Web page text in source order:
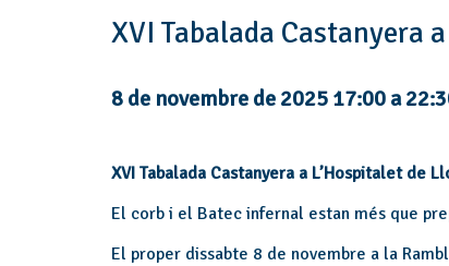
XVI Tabalada Castanyera
8 de novembre de 2025 17:00 a
XVI Tabalada Castanyera a L’Hospitalet de
El corb i el Batec infernal estan més que
El proper dissabte 8 de novembre a la